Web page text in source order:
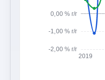
-2,00 % г/г
-1,00 % г/г
0,00 % г/г
2019